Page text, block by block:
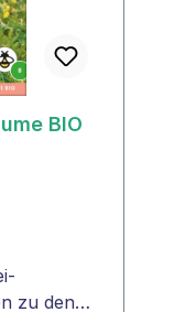
BIO
zu den